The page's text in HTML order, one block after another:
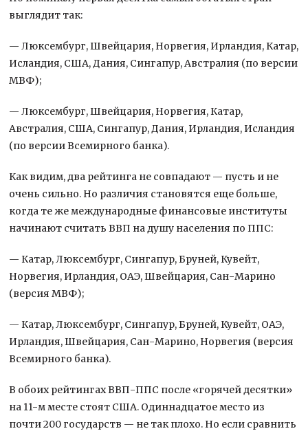
выглядит так:
— Люксембург, Швейцария, Норвегия, Ирландия, Катар,
Исландия, США, Дания, Сингапур, Австралия (по версии
МВФ);
— Люксембург, Швейцария, Норвегия, Катар,
Австралия, США, Сингапур, Дания, Ирландия, Исландия
(по версии Всемирного банка).
Как видим, два рейтинга не совпадают — пусть и не
очень сильно. Но различия становятся еще больше,
когда те же международные финансовые институты
начинают считать ВВП на душу населения по ППС:
— Катар, Люксембург, Сингапур, Бруней, Кувейт,
Норвегия, Ирландия, ОАЭ, Швейцария, Сан-Марино
(версия МВФ);
— Катар, Люксембург, Сингапур, Бруней, Кувейт, ОАЭ,
Ирландия, Швейцария, Сан-Марино, Норвегия (версия
Всемирного банка).
В обоих рейтингах ВВП-ППС после «горячей десятки»
на 11-м месте стоят США. Одиннадцатое место из
почти 200 государств — не так плохо. Но если сравнить